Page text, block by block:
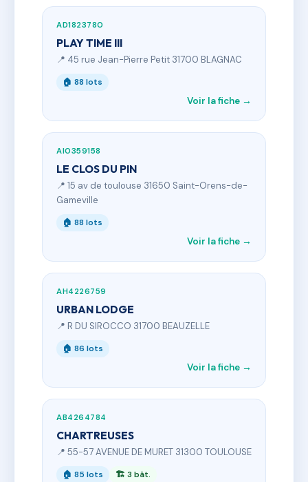
AD1823780
PLAY TIME III
📍 45 rue Jean-Pierre Petit 31700 BLAGNAC
🏠 88 lots
Voir la fiche →
AI0359158
LE CLOS DU PIN
📍 15 av de toulouse 31650 Saint-Orens-de-
Gameville
🏠 88 lots
Voir la fiche →
AH4226759
URBAN LODGE
📍 R DU SIROCCO 31700 BEAUZELLE
🏠 86 lots
Voir la fiche →
AB4264784
CHARTREUSES
📍 55-57 AVENUE DE MURET 31300 TOULOUSE
🏠 85 lots 🏗 3 bât.